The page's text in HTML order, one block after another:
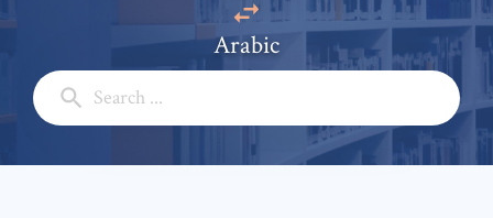
Arabic
Full Name: *
Subject: *